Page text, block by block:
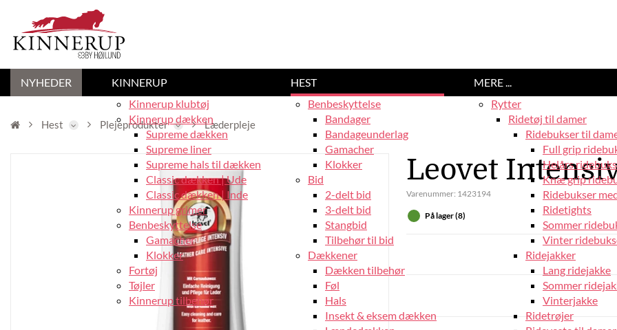
NYHEDER
KINNERUP
Kinnerup klubtøj
Kinnerup dækken
Supreme dækken
Supreme liner
Supreme hals til dækken
Classic dækken | Ude
Classic dækken | Inde
Kinnerup grimer
Benbeskyttelse
Gamacher
Klokker
Fortøj
Tøjler
Kinnerup tilbehør
HEST
Benbeskyttelse
Bandager
Bandageunderlag
Gamacher
Klokker
Bid
2-delt bid
3-delt bid
Stangbid
Tilbehør til bid
Dækkener
Dækken tilbehør
Føl
Hals
Insekt & eksem dækken
MERE ...
Rytter
Ridetøj til damer
Ridebukser til
Full grip
Helårs
Knæ grip
Ridebukser
Ridetights
Sommer
Vinter
Ridejakker
Lang ridejakke
Sommer
Vinterjakke
Ridetrøjer
Hest Plejeprodukter Læderpleje
Leovet
Varenummer: 1423194
På lager (8)